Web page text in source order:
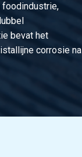
foodindustrie,
bevat het
corrosie na